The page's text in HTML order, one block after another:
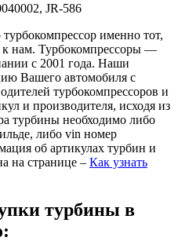
JR-586
именно тот,
к нам. Турбокомпрессоры —
с 2001 года. Наши
Вашего автомобиля с
турбокомпрессоров и
и производителя, исходя из
турбины необходимо либо
либо vin номер
об артикулах турбин и
на странице – Как узнать
турбины в